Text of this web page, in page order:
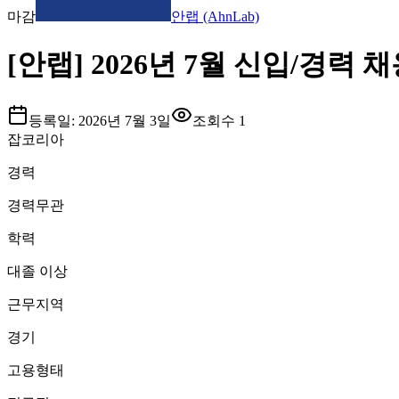
마감 안랩 (AhnLab)
[안랩] 2026년 7월 신입/경력
등록일: 2026년 7월 3일 조회수 1
잡코리아
경력
경력무관
학력
대졸 이상
근무지역
경기
고용형태